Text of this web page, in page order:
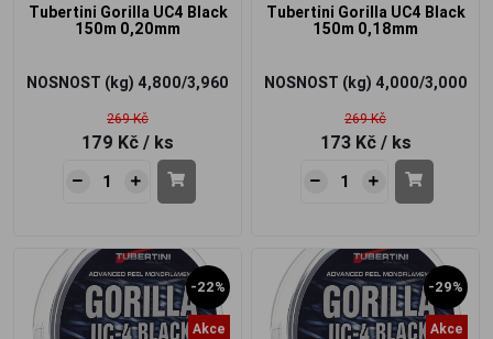
Tubertini Gorilla UC4 Black
150m 0,20mm
NOSNOST (kg) 4,800/3,960
269 Kč
179 Kč / ks
Tubertini Gorilla UC4 Black
150m 0,18mm
NOSNOST (kg) 4,000/3,000
269 Kč
173 Kč / ks
-22%
Akce
-29%
Akce